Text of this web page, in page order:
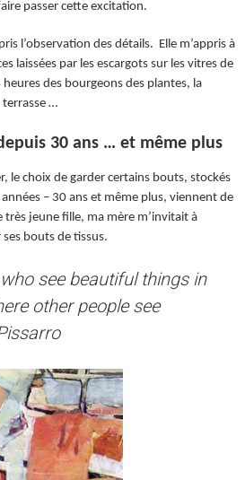
passer cette excitation.
l’observation des détails. Elle m’appris à
laissées par les escargots sur les vitres de
des bourgeons des plantes, la
terrasse …
30 ans … et même plus
le choix de garder certains bouts, stockés
– 30 ans et même plus, viennent de
très jeune fille, ma mère m’invitait à
bouts de tissus.
see beautiful things in
other people see